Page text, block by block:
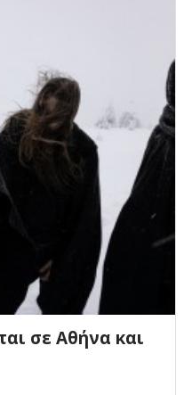
σε Αθήνα και